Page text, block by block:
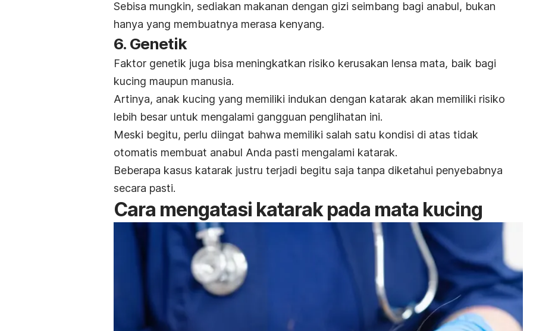
Sebisa mungkin, sediakan makanan dengan gizi seimbang bagi anabul, bukan
hanya yang membuatnya merasa kenyang.
6. Genetik
Faktor genetik juga bisa meningkatkan risiko kerusakan lensa mata, baik bagi
kucing maupun manusia.
Artinya, anak kucing yang memiliki indukan dengan katarak akan memiliki risiko
lebih besar untuk mengalami gangguan penglihatan ini.
Meski begitu, perlu diingat bahwa memiliki salah satu kondisi di atas tidak
otomatis membuat anabul Anda pasti mengalami katarak.
Beberapa kasus katarak justru terjadi begitu saja tanpa diketahui penyebabnya
secara pasti.
Cara mengatasi katarak pada mata kucing